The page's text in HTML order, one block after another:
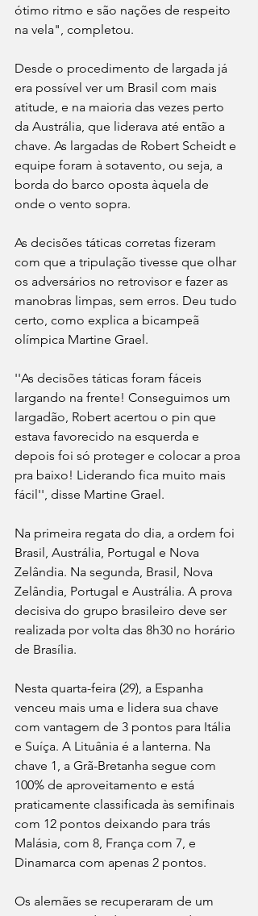
ótimo ritmo e são nações de respeito
na vela", completou.
Desde o procedimento de largada já
era possível ver um Brasil com mais
atitude, e na maioria das vezes perto
da Austrália, que liderava até então a
chave. As largadas de Robert Scheidt e
equipe foram à sotavento, ou seja, a
borda do barco oposta àquela de
onde o vento sopra.
As decisões táticas corretas fizeram
com que a tripulação tivesse que olhar
os adversários no retrovisor e fazer as
manobras limpas, sem erros. Deu tudo
certo, como explica a bicampeã
olímpica Martine Grael.
''As decisões táticas foram fáceis
largando na frente! Conseguimos um
largadão, Robert acertou o pin que
estava favorecido na esquerda e
depois foi só proteger e colocar a proa
pra baixo! Liderando fica muito mais
fácil'', disse Martine Grael.
Na primeira regata do dia, a ordem foi
Brasil, Austrália, Portugal e Nova
Zelândia. Na segunda, Brasil, Nova
Zelândia, Portugal e Austrália. A prova
decisiva do grupo brasileiro deve ser
realizada por volta das 8h30 no horário
de Brasília.
Nesta quarta-feira (29), a Espanha
venceu mais uma e lidera sua chave
com vantagem de 3 pontos para Itália
e Suíça. A Lituânia é a lanterna. Na
chave 1, a Grã-Bretanha segue com
100% de aproveitamento e está
praticamente classificada às semifinais
com 12 pontos deixando para trás
Malásia, com 8, França com 7, e
Dinamarca com apenas 2 pontos.
Os alemães se recuperaram de um